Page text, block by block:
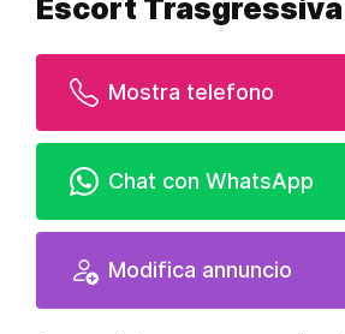
Escort
Mostra telefono
Chat con WhatsApp
Modifica annuncio